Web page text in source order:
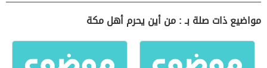
مواضيع ذات صلة بـ : من أين يحرم أهل مكة